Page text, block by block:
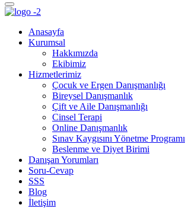
Anasayfa
Kurumsal
Hakkımızda
Ekibimiz
Hizmetlerimiz
Çocuk ve Ergen Danışmanlığı
Bireysel Danışmanlık
Çift ve Aile Danışmanlığı
Cinsel Terapi
Online Danışmanlık
Sınav Kaygısını Yönetme Programı
Beslenme ve Diyet Birimi
Danışan Yorumları
Soru-Cevap
SSS
Blog
İletişim